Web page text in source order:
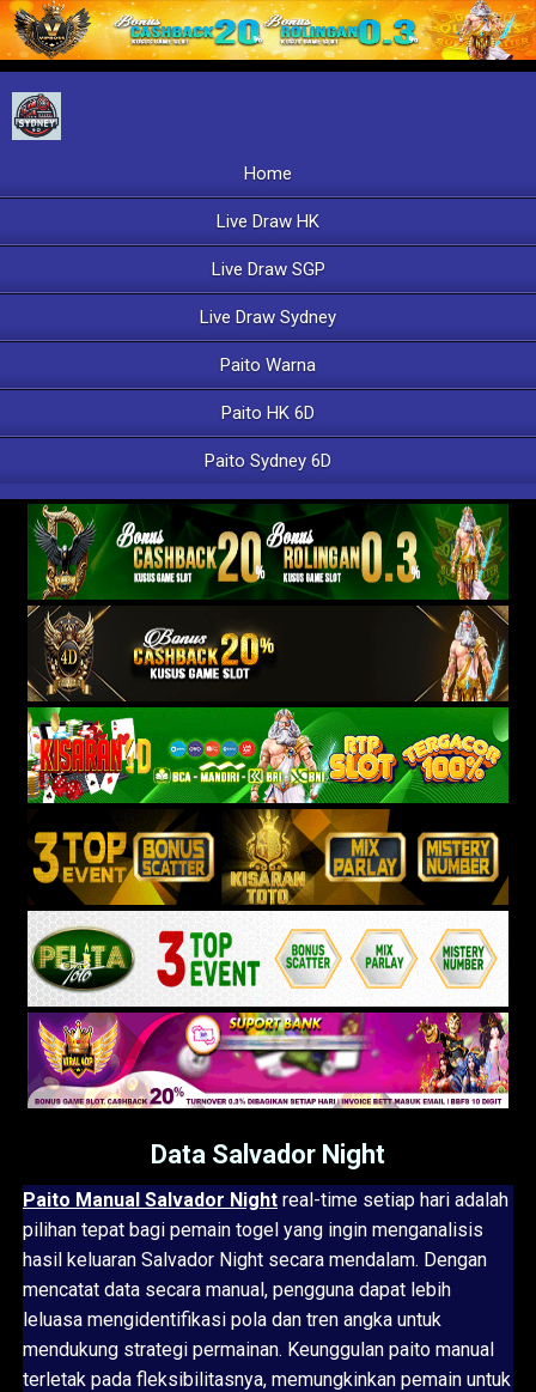
Home
Live Draw HK
Live Draw SGP
Live Draw Sydney
Paito Warna
Paito HK 6D
Paito Sydney 6D
Data Salvador Night
Paito Manual Salvador Night real-time setiap hari adalah
pilihan tepat bagi pemain togel yang ingin menganalisis
hasil keluaran Salvador Night secara mendalam. Dengan
mencatat data secara manual, pengguna dapat lebih
leluasa mengidentifikasi pola dan tren angka untuk
mendukung strategi permainan. Keunggulan paito manual
terletak pada fleksibilitasnya, memungkinkan pemain untuk